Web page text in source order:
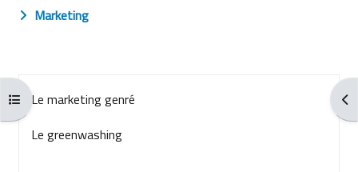
Apri indice del corso
Marketing
Schema della sezione
Le marketing genré
Le greenwashing